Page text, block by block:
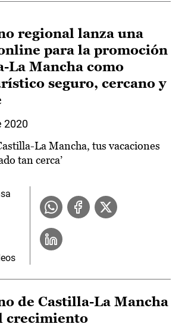
regional lanza una
para la promoción
La Mancha como
seguro, cercano y
2020
La Mancha, tus vacaciones
tan cerca’
de Castilla-La Mancha
crecimiento